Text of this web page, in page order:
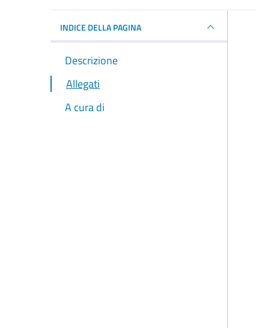
INDICE DELLA PAGINA
Descrizione
Allegati
A cura di